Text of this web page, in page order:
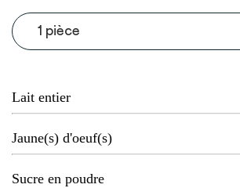
1 pièce
Lait entier
Jaune(s) d'oeuf(s)
Sucre en poudre